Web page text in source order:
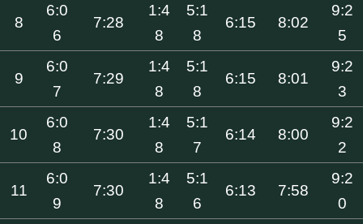
8
6:0
6
7:28
1:4
8
5:1
8
6:15 8:02
9:2
5
9
6:0
7
7:29
1:4
8
5:1
8
6:15 8:01
9:2
3
10
6:0
8
7:30
1:4
8
5:1
7
6:14 8:00
9:2
2
11
6:0
9
7:30
1:4
8
5:1
6
6:13 7:58
9:2
0